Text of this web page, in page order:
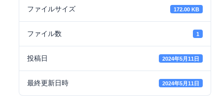
ファイルサイズ 172.00 KB
ファイル数 1
投稿日 2024年5月11日
最終更新日時 2024年5月11日